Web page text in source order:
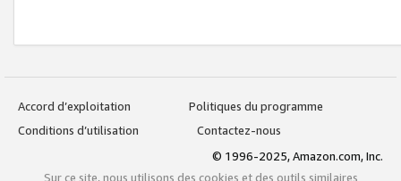
Accord d’exploitation
Politiques du programme
Conditions d’utilisation
Contactez-nous
© 1996-2025, Amazon.com, Inc.
Sur ce site, nous utilisons des cookies et des outils similaires